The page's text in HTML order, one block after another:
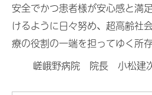
安全でかつ患者様が安心感と満
けるように日々努め、超高齢社
療の役割の一端を担ってゆく所存
嵯峨野病院 院長 小松建